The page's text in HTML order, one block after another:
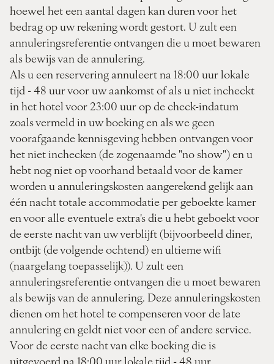
hoewel het een aantal dagen kan duren voor het
bedrag op uw rekening wordt gestort. U zult een
annuleringsreferentie ontvangen die u moet bewaren
als bewijs van de annulering.
Als u een reservering annuleert na 18:00 uur lokale
tijd - 48 uur voor uw aankomst of als u niet incheckt
in het hotel voor 23:00 uur op de check-indatum
zoals vermeld in uw boeking en als we geen
voorafgaande kennisgeving hebben ontvangen voor
het niet inchecken (de zogenaamde "no show") en u
hebt nog niet op voorhand betaald voor de kamer
worden u annuleringskosten aangerekend gelijk aan
één nacht totale accommodatie per geboekte kamer
en voor alle eventuele extra's die u hebt geboekt voor
de eerste nacht van uw verblijft (bijvoorbeeld diner,
ontbijt (de volgende ochtend) en ultieme wifi
(naargelang toepasselijk)). U zult een
annuleringsreferentie ontvangen die u moet bewaren
als bewijs van de annulering. Deze annuleringskosten
dienen om het hotel te compenseren voor de late
annulering en geldt niet voor een of andere service.
Voor de eerste nacht van elke boeking die is
uitgevoerd na 18:00 uur lokale tijd - 48 uur